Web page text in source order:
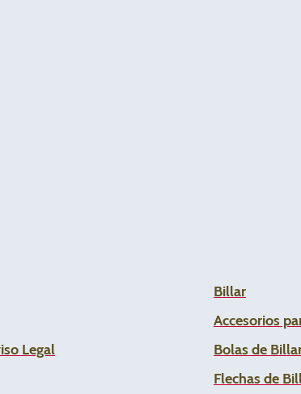
Legal
Billar
Accesorios
Bolas de
Flechas de